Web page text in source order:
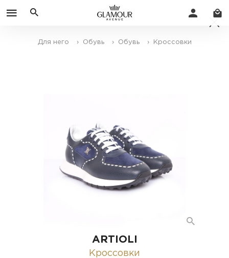
Для него › Обувь › Обувь › Кроссовки
ARTIOLI
Кроссовки